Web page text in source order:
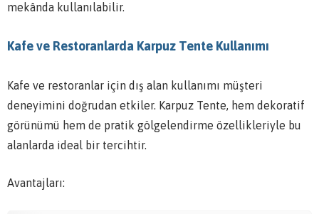
mekânda kullanılabilir.
Kafe ve Restoranlarda Karpuz Tente Kullanımı
Kafe ve restoranlar için dış alan kullanımı müşteri
deneyimini doğrudan etkiler. Karpuz Tente, hem dekoratif
görünümü hem de pratik gölgelendirme özellikleriyle bu
alanlarda ideal bir tercihtir.
Avantajları: